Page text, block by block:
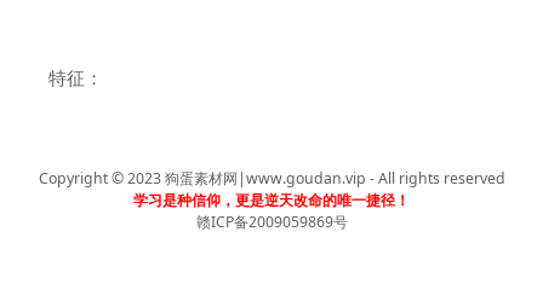
特征：
Copyright © 2023狗蛋素材网|www.goudan.vip - All rights reserved
学习是种信仰，更是逆天改命的唯一捷径！
赣ICP备2009059869号